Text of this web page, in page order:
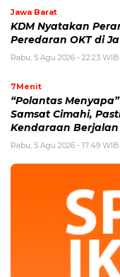
Jawa Barat
KDM Nyatakan
Peredaran OKT di
Rabu, 5 Agu 2026 - 22:23 WIB
7Menit
“Polantas
Samsat Cimahi,
Kendaraan
Rabu, 5 Agu 2026 - 17:49 WIB